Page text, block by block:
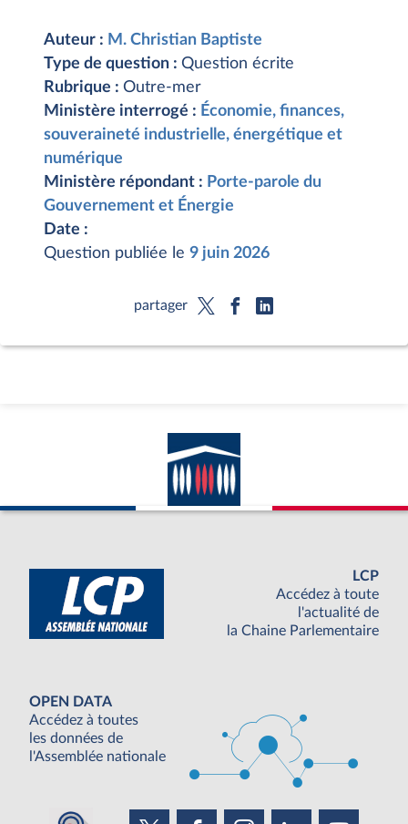
Auteur : M. Christian Baptiste
Type de question : Question écrite
Rubrique : Outre-mer
Ministère interrogé : Économie, finances,
souveraineté industrielle, énergétique et
numérique
Ministère répondant : Porte-parole du
Gouvernement et Énergie
Date :
Question publiée le 9 juin 2026
partager
LCP
Accédez à toute
l'actualité de
la Chaine Parlementaire
OPEN DATA
Accédez à toutes
les données de
l'Assemblée nationale